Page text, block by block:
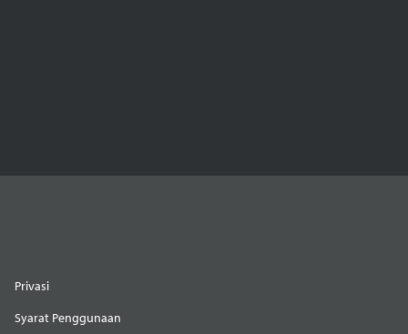
Privasi
Syarat Penggunaan